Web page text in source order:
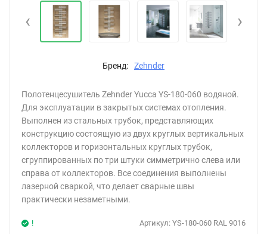
‹ ›
Бренд: Zehnder
Полотенцесушитель Zehnder Yucca YS-180-060 водяной.
Для эксплуатации в закрытых системах отопления.
Выполнен из стальных трубок, представляющих
конструкцию состоящую из двух круглых вертикальных
коллекторов и горизонтальных круглых трубок,
сгруппированных по три штуки симметрично слева или
справа от коллекторов. Все соединения выполнены
лазерной сваркой, что делает сварные швы
практически незаметными.
Артикул: YS-180-060 RAL 9016
!